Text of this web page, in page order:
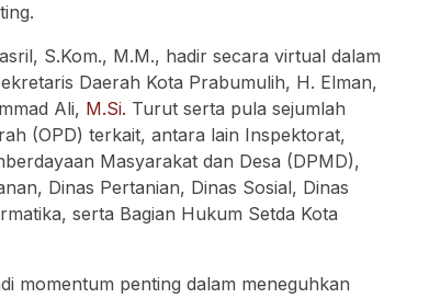
S.Kom., M.M., hadir secara virtual dalam
Daerah Kota Prabumulih, H. Elman,
Ali, M.Si. Turut serta pula sejumlah
(OPD) terkait, antara lain Inspektorat,
Masyarakat dan Desa (DPMD),
Dinas Pertanian, Dinas Sosial, Dinas
serta Bagian Hukum Setda Kota
momentum penting dalam meneguhkan